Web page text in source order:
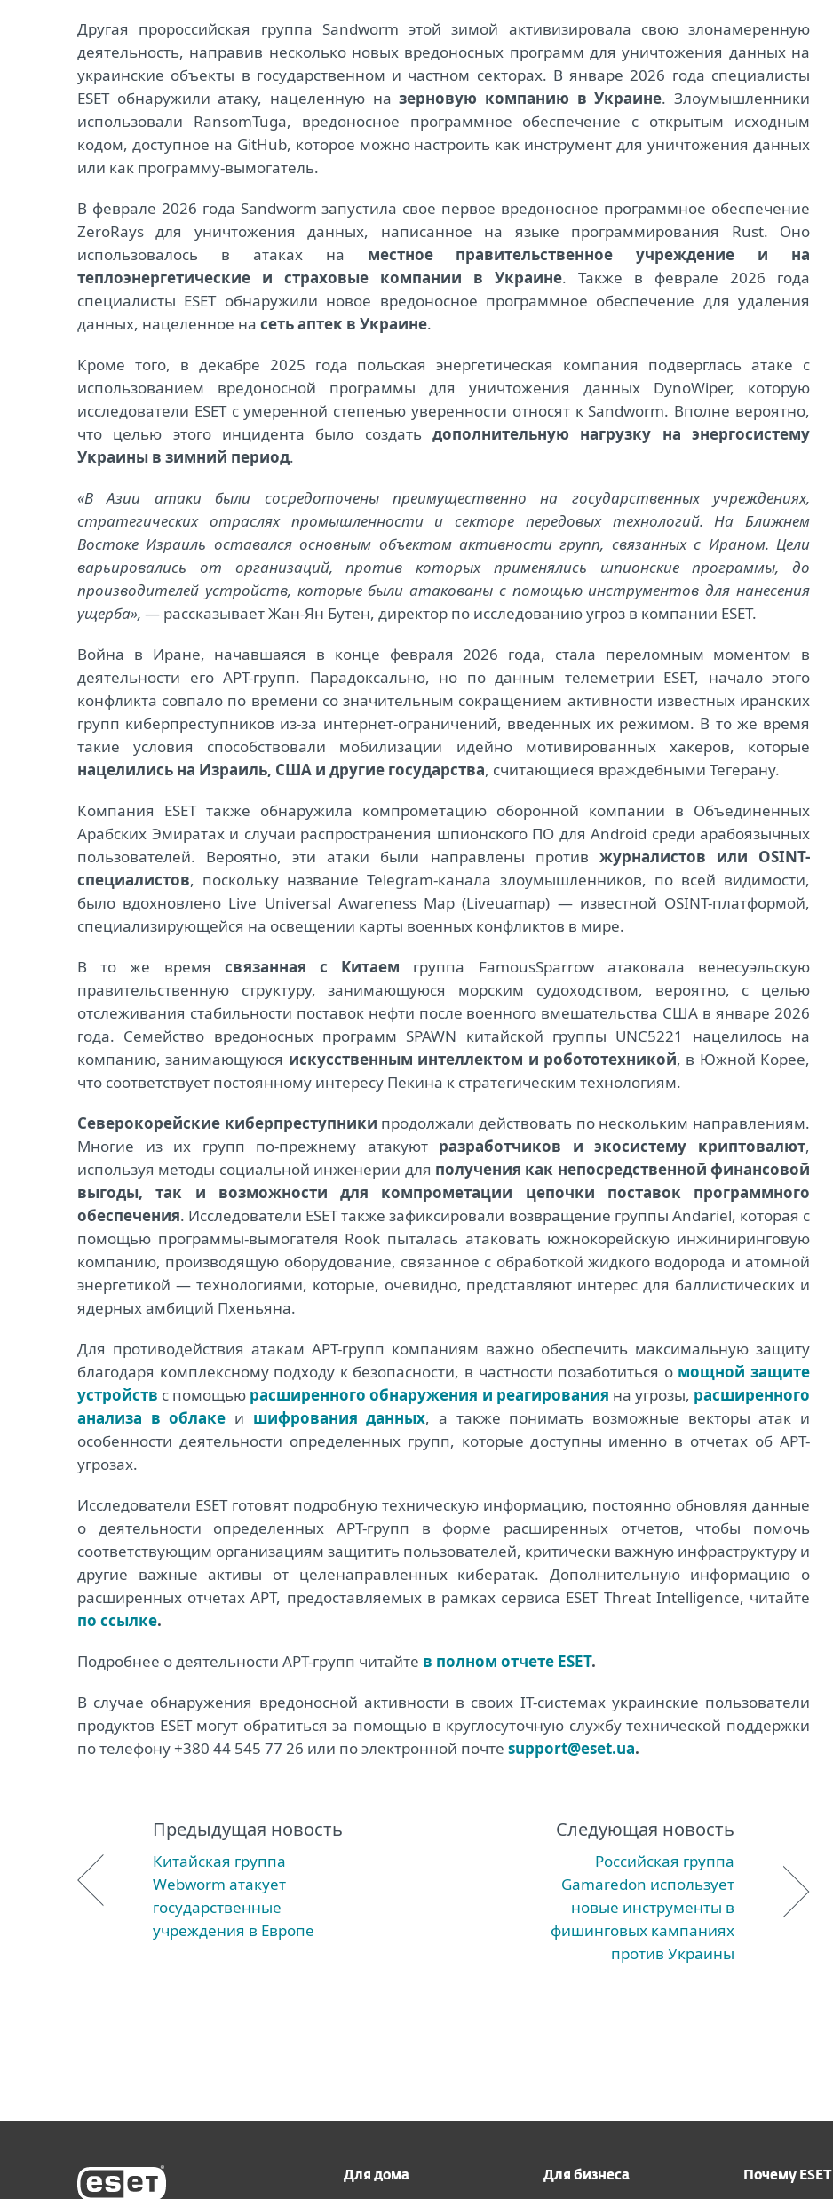
Другая пророссийская группа Sandworm этой зимой активизировала свою злонамеренную
деятельность, направив несколько новых вредоносных программ для уничтожения данных на
украинские объекты в государственном и частном секторах. В январе 2026 года специалисты
ESET обнаружили атаку, нацеленную назерновую компанию в Украине. Злоумышленники
использовали RansomTuga, вредоносное программное обеспечение с открытым исходным
кодом, доступное на GitHub, которое можно настроить как инструмент для уничтожения данных
или как программу-вымогатель.
В феврале 2026 года Sandworm запустила свое первое вредоносное программное обеспечение
ZeroRays для уничтожения данных, написанное на языке программирования Rust. Оно
использовалось в атаках на местное правительственное учреждение и на
теплоэнергетические и страховые компании в Украине. Также в феврале 2026 года
специалисты ESET обнаружили новое вредоносное программное обеспечение для удаления
данных, нацеленное на сеть аптек в Украине.
Кроме того, в декабре 2025 года польская энергетическая компания подверглась атаке с
использованием вредоносной программы для уничтожения данных DynoWiper, которую
исследователи ESET с умеренной степенью уверенности относят к Sandworm. Вполне вероятно,
что целью этого инцидента было создать дополнительную нагрузку на энергосистему
Украины в зимний период.
«В Азии атаки были сосредоточены преимущественно на государственных учреждениях,
стратегических отраслях промышленности и секторе передовых технологий. На Ближнем
Востоке Израиль оставался основным объектом активности групп, связанных с Ираном. Цели
варьировались от организаций, против которых применялись шпионские программы, до
производителей устройств, которые были атакованы с помощью инструментов для нанесения
ущерба», — рассказывает Жан-Ян Бутен, директор по исследованию угроз в компании ESET.
Война в Иране, начавшаяся в конце февраля 2026 года, стала переломным моментом в
деятельности его АРТ-групп. Парадоксально, но по данным телеметрии ESET, начало этого
конфликта совпало по времени со значительным сокращением активности известных иранских
групп киберпреступников из-за интернет-ограничений, введенных их режимом. В то же время
такие условия способствовали мобилизации идейно мотивированных хакеров, которые
нацелились на Израиль, США и другие государства, считающиеся враждебными Тегерану.
Компания ESET также обнаружила компрометацию оборонной компании в Объединенных
Арабских Эмиратах и случаи распространения шпионского ПО для Android среди арабоязычных
пользователей. Вероятно, эти атаки были направлены против журналистов или OSINT-
специалистов, поскольку название Telegram-канала злоумышленников, по всей видимости,
было вдохновлено Live Universal Awareness Map (Liveuamap) — известной OSINT-платформой,
специализирующейся на освещении карты военных конфликтов в мире.
В то же время связанная с Китаем группа FamousSparrow атаковала венесуэльскую
правительственную структуру, занимающуюся морским судоходством, вероятно, с целью
отслеживания стабильности поставок нефти после военного вмешательства США в январе 2026
года. Семейство вредоносных программ SPAWN китайской группы UNC5221 нацелилось на
компанию, занимающуюся искусственным интеллектом и робототехникой, в Южной Корее,
что соответствует постоянному интересу Пекина к стратегическим технологиям.
Северокорейские киберпреступники продолжали действовать по нескольким направлениям.
Многие из их групп по-прежнему атакуют разработчиков и экосистему криптовалют,
используя методы социальной инженерии для получения как непосредственной финансовой
выгоды, так и возможности для компрометации цепочки поставок программного
обеспечения. Исследователи ESET также зафиксировали возвращение группы Andariel, которая с
помощью программы-вымогателя Rook пыталась атаковать южнокорейскую инжиниринговую
компанию, производящую оборудование, связанное с обработкой жидкого водорода и атомной
энергетикой — технологиями, которые, очевидно, представляют интерес для баллистических и
ядерных амбиций Пхеньяна.
Для противодействия атакам APT-групп компаниям важно обеспечить максимальную защиту
благодаря комплексному подходу к безопасности, в частности позаботиться о мощной защите
устройств с помощью расширенного обнаружения и реагирования на угрозы, расширенного
анализа в облаке и шифрования данных, а также понимать возможные векторы атак и
особенности деятельности определенных групп, которые доступны именно в отчетах об APT-
угрозах.
Исследователи ESET готовят подробную техническую информацию, постоянно обновляя данные
о деятельности определенных APT-групп в форме расширенных отчетов, чтобы помочь
соответствующим организациям защитить пользователей, критически важную инфраструктуру и
другие важные активы от целенаправленных кибератак. Дополнительную информацию о
расширенных отчетах APT, предоставляемых в рамках сервиса ESET Threat Intelligence, читайте
по ссылке.
Подробнее о деятельности APT-групп читайте в полном отчете ESET.
В случае обнаружения вредоносной активности в своих IT-системах украинские пользователи
продуктов ESET могут обратиться за помощью в круглосуточную службу технической поддержки
по телефону +380 44 545 77 26 или по электронной почте support@eset.ua.
Предыдущая новость
Китайская группа
Webworm атакует
государственные
учреждения в Европе
Следующая новость
Российская группа
Gamaredon использует
новые инструменты в
фишинговых кампаниях
против Украины
Для дома Для бизнеса Почему ESET